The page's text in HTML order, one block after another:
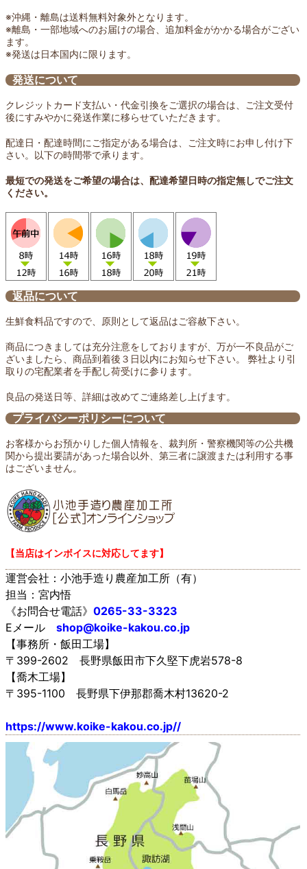
※沖縄・離島は送料無料対象外となります。
※離島・一部地域へのお届けの場合、追加料金がかかる場合がござい
ます。
※発送は日本国内に限ります。
発送について
クレジットカード支払い・代金引換をご選択の場合は、ご注文受付
後にすみやかに発送作業に移らせていただきます。
配達日・配達時間にご指定がある場合は、ご注文時にお申し付け下
さい。以下の時間帯で承ります。
最短での発送をご希望の場合は、配達希望日時の指定無しでご注文
ください。
返品について
生鮮食料品ですので、原則として返品はご容赦下さい。
商品につきましては充分注意をしておりますが、万が一不良品がご
ざいましたら、商品到着後３日以内にお知らせ下さい。 弊社より引
取りの宅配業者を手配し荷受けに参ります。
良品の発送日等、詳細は改めてご連絡差し上げます。
プライバシーポリシーについて
お客様からお預かりした個人情報を、裁判所・警察機関等の公共機
関から提出要請があった場合以外、第三者に譲渡または利用する事
はございません。
【当店はインボイスに対応してます】
運営会社：小池手造り農産加工所（有）
担当：宮内悟
《お問合せ電話》 0265-33-3323
Eメール shop@koike-kakou.co.jp
【事務所・飯田工場】
〒399-2602 長野県飯田市下久堅下虎岩578-8
【喬木工場】
〒395-1100 長野県下伊那郡喬木村13620-2
https://www.koike-kakou.co.jp//